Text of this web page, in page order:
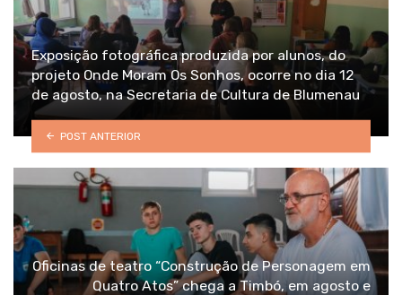
Exposição fotográfica produzida por alunos, do
projeto Onde Moram Os Sonhos, ocorre no dia 12
de agosto, na Secretaria de Cultura de Blumenau
POST ANTERIOR
Oficinas de teatro “Construção de Personagem em
Quatro Atos” chega a Timbó, em agosto e